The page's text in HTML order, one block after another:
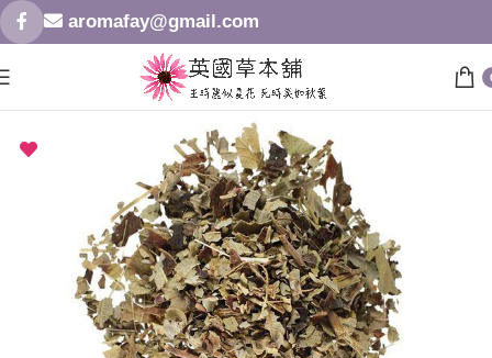
aromafay@gmail.com